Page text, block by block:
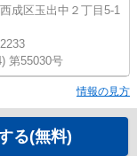
成区玉出中２丁目5-1
第55030号
情報の見方
る(無料)